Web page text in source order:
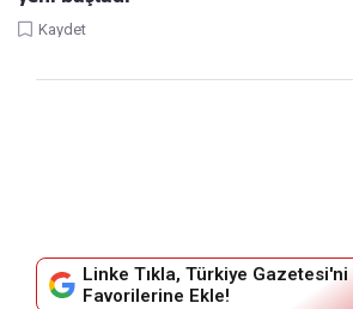
Kaydet
Linke Tıkla, Türkiye Gazetesi'ni
Favorilerine Ekle!